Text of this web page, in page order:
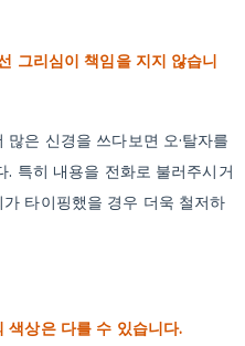
그리심이 책임을 지지 않습니
은 신경을 쓰다보면 오·탈자를
. 특히 내용을 전화로 불러주시거
타이핑했을 경우 더욱 철저하
색상은 다를 수 있습니다.